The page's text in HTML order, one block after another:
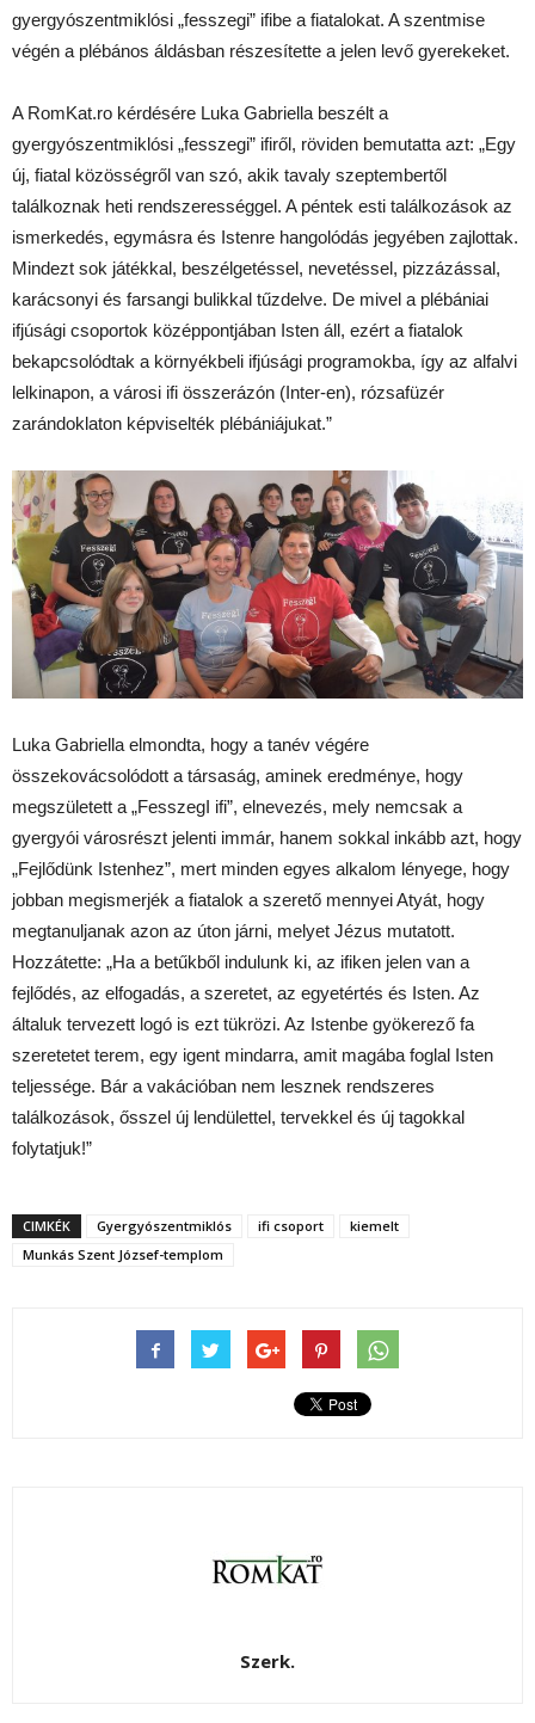
gyergyószentmiklósi „fesszegi” ifibe a fiatalokat. A szentmise
végén a plébános áldásban részesítette a jelen levő gyerekeket.
A RomKat.ro kérdésére Luka Gabriella beszélt a
gyergyószentmiklósi „fesszegi” ifiről, röviden bemutatta azt: „Egy
új, fiatal közösségről van szó, akik tavaly szeptembertől
találkoznak heti rendszerességgel. A péntek esti találkozások az
ismerkedés, egymásra és Istenre hangolódás jegyében zajlottak.
Mindezt sok játékkal, beszélgetéssel, nevetéssel, pizzázással,
karácsonyi és farsangi bulikkal tűzdelve. De mivel a plébániai
ifjúsági csoportok középpontjában Isten áll, ezért a fiatalok
bekapcsolódtak a környékbeli ifjúsági programokba, így az alfalvi
lelkinapon, a városi ifi összerázón (Inter-en), rózsafüzér
zarándoklaton képviselték plébániájukat.”
Luka Gabriella elmondta, hogy a tanév végére
összekovácsolódott a társaság, aminek eredménye, hogy
megszületett a „FesszegI ifi”, elnevezés, mely nemcsak a
gyergyói városrészt jelenti immár, hanem sokkal inkább azt, hogy
„Fejlődünk Istenhez”, mert minden egyes alkalom lényege, hogy
jobban megismerjék a fiatalok a szerető mennyei Atyát, hogy
megtanuljanak azon az úton járni, melyet Jézus mutatott.
Hozzátette: „Ha a betűkből indulunk ki, az ifiken jelen van a
fejlődés, az elfogadás, a szeretet, az egyetértés és Isten. Az
általuk tervezett logó is ezt tükrözi. Az Istenbe gyökerező fa
szeretetet terem, egy igent mindarra, amit magába foglal Isten
teljessége. Bár a vakációban nem lesznek rendszeres
találkozások, ősszel új lendülettel, tervekkel és új tagokkal
folytatjuk!”
CIMKÉK Gyergyószentmiklós ifi csoport
kiemelt
Munkás Szent József-templom
Szerk.